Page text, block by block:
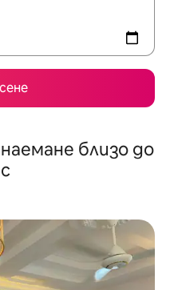
близо до